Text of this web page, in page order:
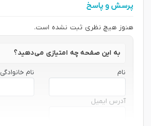
پرسش و پاسخ
هنوز هیچ نظری ثبت نشده است.
به این صفحه چه امتیازی می‌دهید؟
نام نام خانوادگی
آدرس ایمیل